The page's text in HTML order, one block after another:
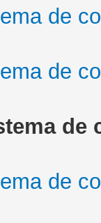
de
de
de
de